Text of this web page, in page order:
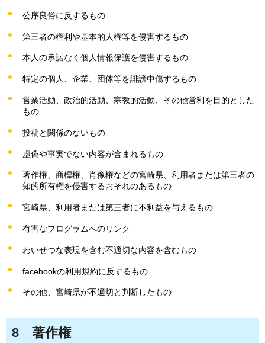
公序良俗に反するもの
第三者の権利や基本的人権等を侵害するもの
本人の承諾なく個人情報保護を侵害するもの
特定の個人、企業、団体等を誹謗中傷するもの
営業活動、政治的活動、宗教的活動、その他営利を目的とした
もの
投稿と関係のないもの
虚偽や事実でない内容が含まれるもの
著作権、商標権、肖像権などの宮崎県、利用者または第三者の
知的所有権を侵害するおそれのあるもの
宮崎県、利用者または第三者に不利益を与えるもの
有害なプログラムへのリンク
わいせつな表現を含む不適切な内容を含むもの
facebookの利用規約に反するもの
その他、宮崎県が不適切と判断したもの
8 著作権